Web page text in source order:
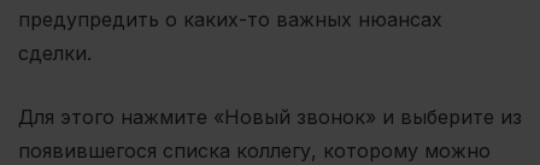
предупредить о каких-то важных нюансах
сделки.
Для этого нажмите «Новый звонок» и выберите из
появившегося списка коллегу, которому можно